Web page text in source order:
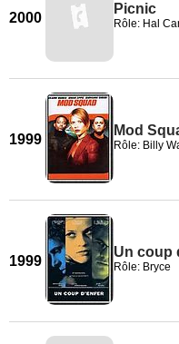
2000
Picnic
Rôle: Hal
1999
Mod
Rôle: Billy
1999
Un coup
Rôle: Bryce